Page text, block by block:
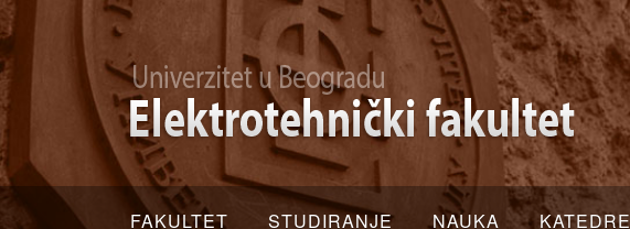
FAKULTET STUDIRANJE NAUKA KATEDRE